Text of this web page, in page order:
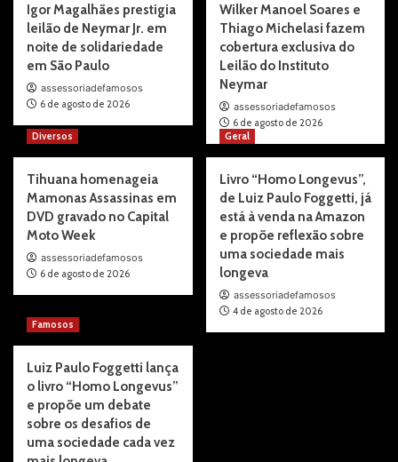
Igor Magalhães prestigia
leilão de Neymar Jr. em
noite de solidariedade
em São Paulo
assessoriadefamosos
6 de agosto de 2026
Wilker Manoel Soares e
Thiago Michelasi fazem
cobertura exclusiva do
Leilão do Instituto
Neymar
assessoriadefamosos
6 de agosto de 2026
Diversos
Tihuana homenageia
Mamonas Assassinas em
DVD gravado no Capital
Moto Week
assessoriadefamosos
6 de agosto de 2026
Geral
Livro “Homo Longevus”,
de Luiz Paulo Foggetti, já
está à venda na Amazon
e propõe reflexão sobre
uma sociedade mais
longeva
assessoriadefamosos
4 de agosto de 2026
Famosos
Luiz Paulo Foggetti lança
o livro “Homo Longevus”
e propõe um debate
sobre os desafios de
uma sociedade cada vez